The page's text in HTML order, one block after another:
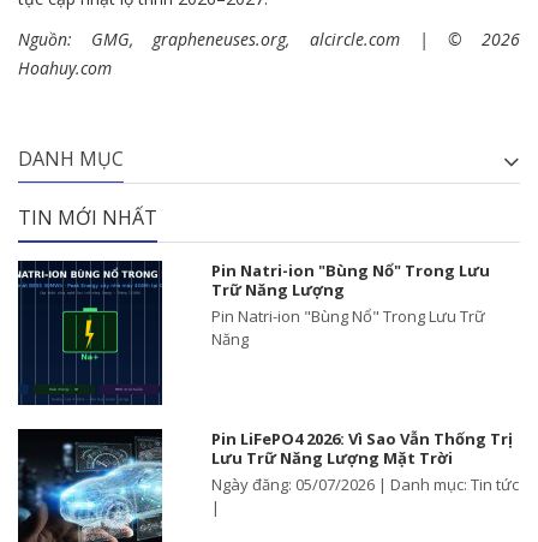
Nguồn: GMG, grapheneuses.org, alcircle.com | © 2026
Hoahuy.com
DANH MỤC
TIN MỚI NHẤT
Pin Natri-ion "Bùng Nổ" Trong Lưu
Trữ Năng Lượng
Pin Natri-ion "Bùng Nổ" Trong Lưu Trữ
Năng
Pin LiFePO4 2026: Vì Sao Vẫn Thống Trị
Lưu Trữ Năng Lượng Mặt Trời
Ngày đăng: 05/07/2026 | Danh mục: Tin tức
|